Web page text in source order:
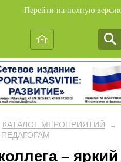
Перейти на полную
КАТАЛОГ МЕРОПРИЯТИЙ →
–